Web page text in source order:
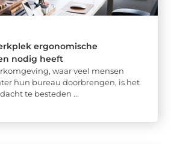
ergonomische
nodig heeft
waar veel mensen
hun bureau doorbrengen, is het
te besteden ...